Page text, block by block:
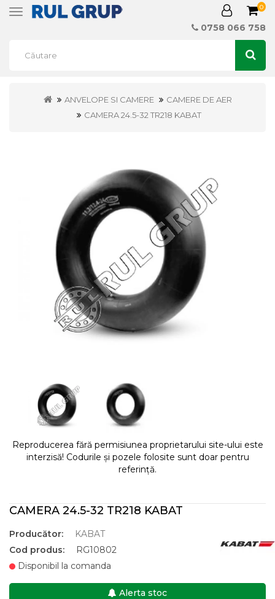
Toggle
0
0758 066 758
ANVELOPE SI CAMERE
CAMERE DE AER
CAMERA 24.5-32 TR218 KABAT
Reproducerea fără permisiunea proprietarului site-ului este
interzisă! Codurile și pozele folosite sunt doar pentru
referință.
CAMERA 24.5-32 TR218 KABAT
Producător:
KABAT
Cod produs:
RG10802
Disponibil la comanda
Alerta stoc